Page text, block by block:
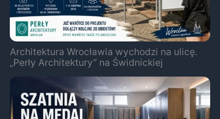
Architektura Wrocławia wychodzi na ulicę.
„Perły Architektury” na Świdnickiej